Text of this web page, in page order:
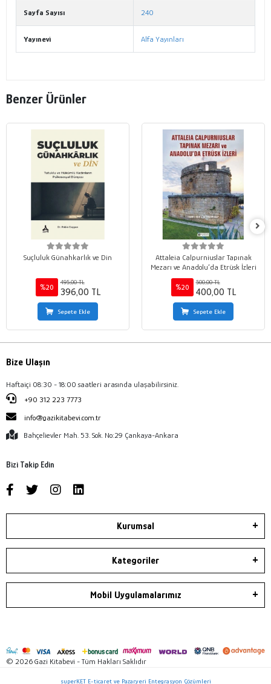
Sayfa Sayısı 240
Yayınevi Alfa Yayınları
Benzer Ürünler
Suçluluk Günahkarlık ve Din
%20
495,00 TL
396,00 TL
Sepete Ekle
Attaleia Calpurniuslar Tapınak
Mezarı ve Anadolu’da Etrüsk İzleri
%20
500,00 TL
400,00 TL
Sepete Ekle
Bize Ulaşın
Haftaiçi 08:30 - 18:00 saatleri arasında ulaşabilirsiniz.
+90 312 223 7773
info@gazikitabevi.com.tr
Bahçelievler Mah. 53. Sok. No:29 Çankaya-Ankara
Bizi Takip Edin
Kurumsal
Kategoriler
Mobil Uygulamalarımız
© 2026 Gazi Kitabevi - Tüm Hakları Saklıdır
superKET E-ticaret ve Pazaryeri Entegrasyon Çözümleri